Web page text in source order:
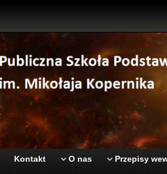
Kontakt O nas Przepisy